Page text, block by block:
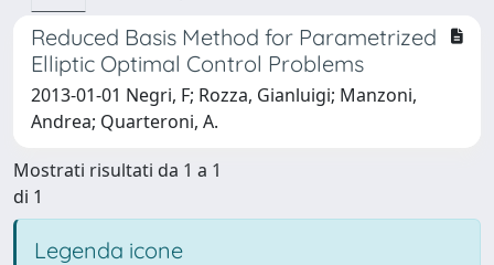
Reduced Basis Method for Parametrized
Elliptic Optimal Control Problems
2013-01-01 Negri, F; Rozza, Gianluigi; Manzoni,
Andrea; Quarteroni, A.
Mostrati risultati da 1 a 1
di 1
Legenda icone